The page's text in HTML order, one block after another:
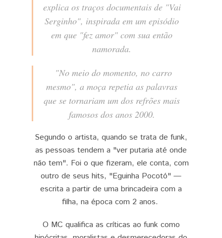
explica os traços documentais de "Vai
Serginho", inspirada em um episódio
em que "fez amor" com sua então
namorada.
"No meio do momento, no carro
mesmo", a moça repetia as palavras
que se tornariam um dos refrões mais
famosos dos anos 2000.
Segundo o artista, quando se trata de funk,
as pessoas tendem a "ver putaria até onde
não tem". Foi o que fizeram, ele conta, com
outro de seus hits, "Eguinha Pocotó" —
escrita a partir de uma brincadeira com a
filha, na época com 2 anos.
O MC qualifica as críticas ao funk como